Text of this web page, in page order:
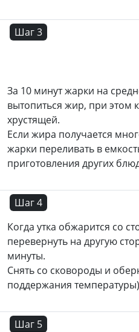
Шаг 3
За 10 минут жарки на
вытопиться жир, при этом
хрустящей.
Если жира получается
жарки переливать в
приготовления других
Шаг 4
Когда утка обжарится со
перевернуть на другую
минуты.
Снять со сковороды и
поддержания
Шаг 5